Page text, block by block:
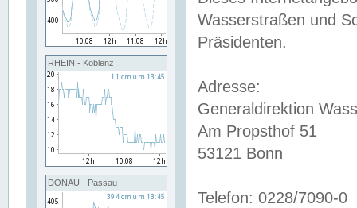
RHEIN - Koblenz
DONAU - Passau
Wasserstraßen und
Präsidenten.
Adresse:
Generaldirektion
Am Propsthof 51
53121 Bonn
Telefon: 0228/7090-0